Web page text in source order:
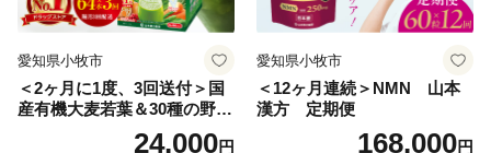
愛知県小牧市
＜2ヶ月に1度、3回送付＞国
産有機大麦若葉＆30種の野
菜 山本漢方 定期便
24,000円
愛知県小牧市
＜12ヶ月連続＞NMN 山本
漢方 定期便
168,000円